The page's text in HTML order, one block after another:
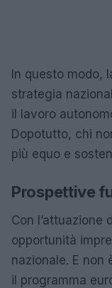
In questo modo,
strategia
il lavoro
Dopotutto, chi
più equo e
Prospettive
Con l’attuazione
opportunità
nazionale. E non
il programma